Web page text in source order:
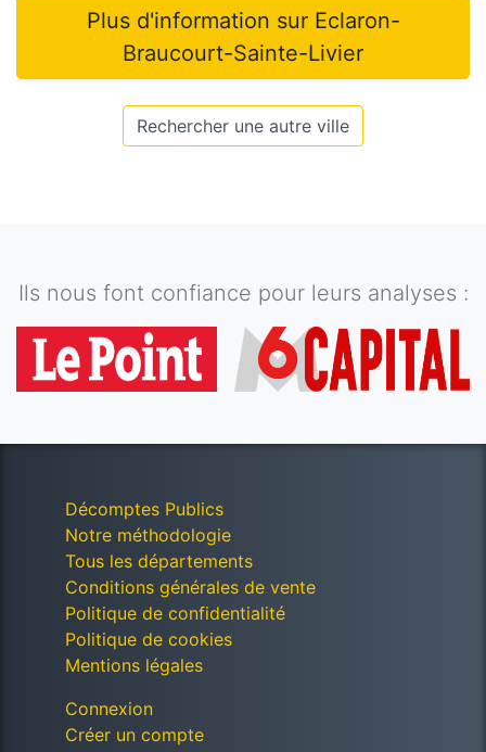
Plus d'information sur Eclaron-
Braucourt-Sainte-Livier
Rechercher une autre ville
Ils nous font confiance pour leurs analyses :
Décomptes Publics
Notre méthodologie
Tous les départements
Conditions générales de vente
Politique de confidentialité
Politique de cookies
Mentions légales
Connexion
Créer un compte